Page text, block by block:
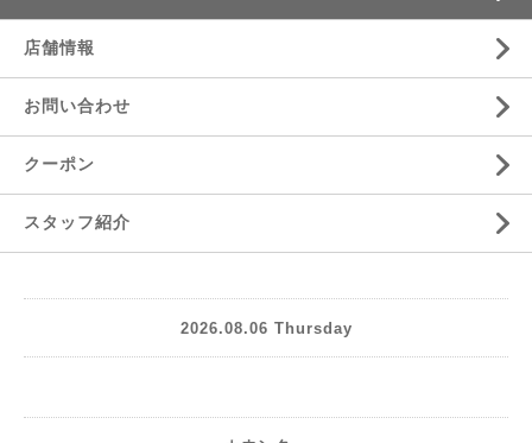
店舗情報
お問い合わせ
クーポン
スタッフ紹介
2026.08.06 Thursday